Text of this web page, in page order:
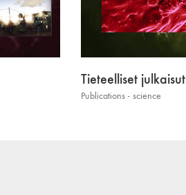
Tieteelliset julkaisut
Publications - science